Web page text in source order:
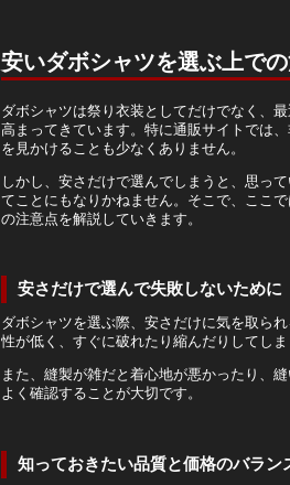
安いダボシャツを選ぶ上で
ダボシャツは祭り衣装としてだけでなく、
高まってきています。特に通販サイトでは
を見かけることも少なくありません。
しかし、安さだけで選んでしまうと、思っ
てことにもなりかねません。そこで、ここ
の注意点を解説していきます。
安さだけで選んで失敗しないために
ダボシャツを選ぶ際、安さだけに気を取ら
性が低く、すぐに破れたり縮んだりしてし
また、縫製が雑だと着心地が悪かったり、
よく確認することが大切です。
知っておきたい品質と価格のバラン